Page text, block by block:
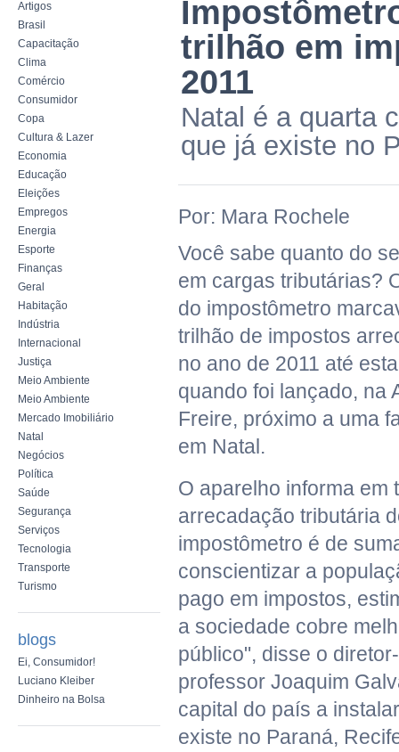
Artigos
Brasil
Capacitação
Clima
Comércio
Consumidor
Copa
Cultura & Lazer
Economia
Educação
Eleições
Empregos
Energia
Esporte
Finanças
Geral
Habitação
Indústria
Internacional
Justiça
Meio Ambiente
Meio Ambiente
Mercado Imobiliário
Natal
Negócios
Política
Saúde
Segurança
Serviços
Tecnologia
Transporte
Turismo
blogs
Ei, Consumidor!
Luciano Kleiber
Dinheiro na Bolsa
trilhão em
2011
Natal é a quarta
que já existe no
Por: Mara Rochele
Você sabe quanto do
em cargas tributárias?
do impostômetro
trilhão de impostos
no ano de 2011 até
quando foi lançado, na
Freire, próximo a uma
em Natal.
O aparelho informa em
arrecadação tributária
impostômetro é de
conscientizar a
pago em impostos,
a sociedade cobre
público", disse o
professor Joaquim
capital do país a
existe no Paraná,